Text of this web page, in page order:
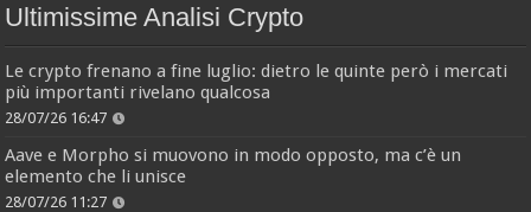
Ultimissime Analisi Crypto
Le crypto frenano a fine luglio: dietro le quinte però i mercati
più importanti rivelano qualcosa
28/07/26 16:47
Aave e Morpho si muovono in modo opposto, ma c’è un
elemento che li unisce
28/07/26 11:27